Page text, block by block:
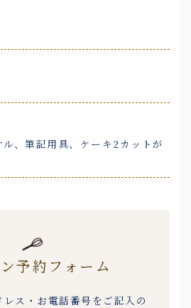
、筆記用具、ケーキ2カットが
予約フォーム
ス・お電話番号をご記入の